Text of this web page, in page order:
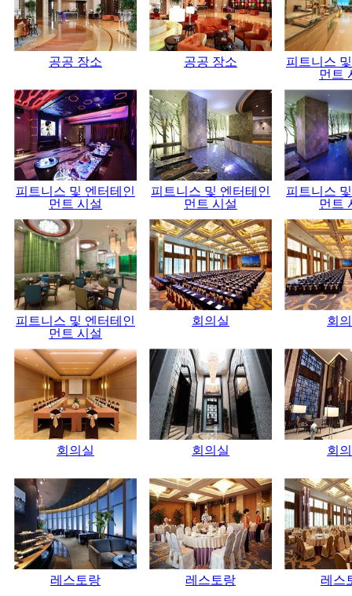
공공 장소 공공 장소
피트니스
먼트
피트니스 및 엔터테인
먼트 시설
피트니스 및 엔터테인
먼트 시설
피트니스
먼트
피트니스 및 엔터테인
먼트 시설
회의실 회
회의실 회의실 회
레스토랑 레스토랑 레스